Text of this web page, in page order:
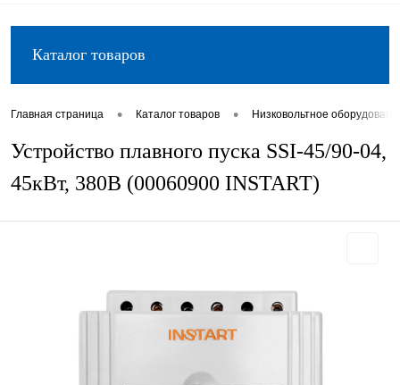
Каталог товаров
Главная страница • Каталог товаров • Низковольтное
Устройство плавного пуска SSI-45/90-04,
45кВт, 380В (00060900 INSTART)